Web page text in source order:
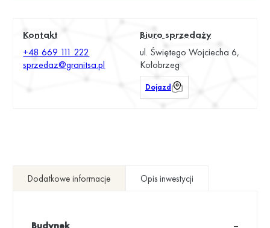
Dodatkowe informacje Opis inwestycji
Budynek –
Kontakt
+48 669 111 222
sprzedaz@granitsa.pl
Biuro sprzedaży
ul. Świętego Wojciecha 6,
Kołobrzeg
Dojazd